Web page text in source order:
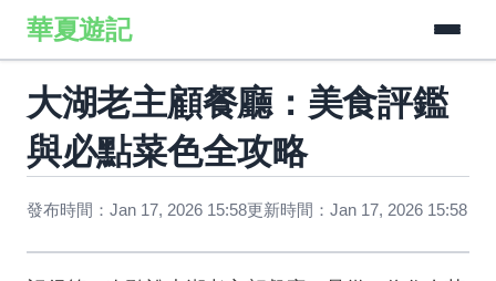
華夏遊記
大湖老主顧餐廳：美食評鑑
與必點菜色全攻略
發布時間：Jan 17, 2026 15:58更新時間：Jan 17, 2026 15:58